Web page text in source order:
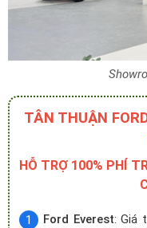
TÂN THUẬN
HỖ TRỢ 100% PHÍ
Ford Everest: Giá